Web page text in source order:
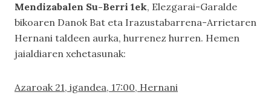
Mendizabalen Su-Berri 1ek, Elezgarai-Garalde
bikoaren Danok Bat eta Irazustabarrena-Arrietaren
Hernani taldeen aurka, hurrenez hurren. Hemen
jaialdiaren xehetasunak:
Azaroak 21, igandea, 17:00, Hernani